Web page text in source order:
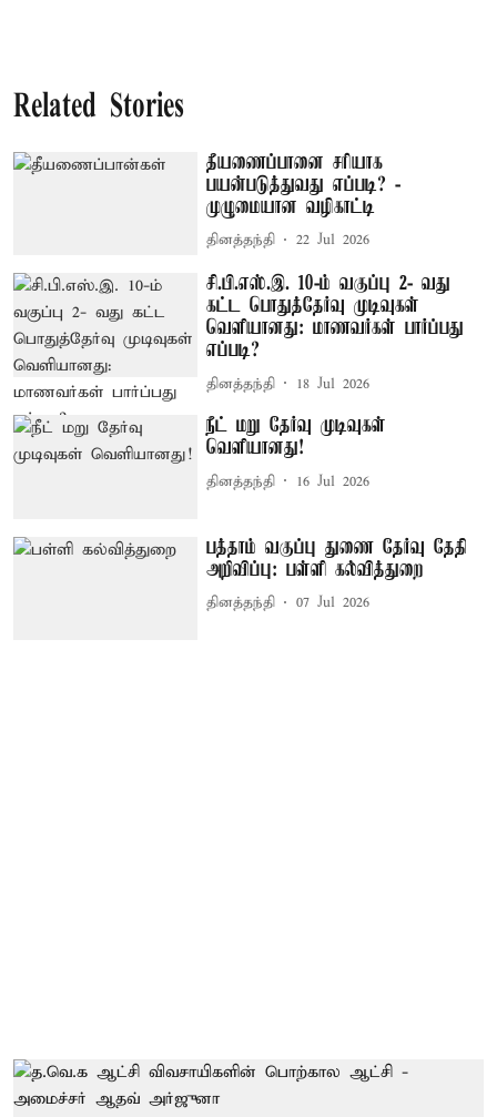
Related Stories
தீயணைப்பானை சரியாக
பயன்படுத்துவது எப்படி? -
முழுமையான வழிகாட்டி
தினத்தந்தி 22 Jul 2026
சி.பி.எஸ்.இ. 10-ம் வகுப்பு 2- வது
கட்ட பொதுத்தேர்வு முடிவுகள்
வெளியானது: மாணவர்கள் பார்ப்பது
எப்படி?
தினத்தந்தி 18 Jul 2026
நீட் மறு தேர்வு முடிவுகள்
வெளியானது!
தினத்தந்தி 16 Jul 2026
பத்தாம் வகுப்பு துணை தேர்வு தேதி
அறிவிப்பு: பள்ளி கல்வித்துறை
தினத்தந்தி 07 Jul 2026